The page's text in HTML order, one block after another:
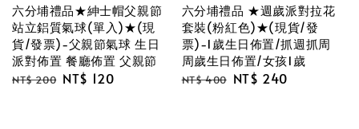
六分埔禮品★紳士帽父親節
站立鋁質氣球(單入)★(現
貨/發票)-父親節氣球 生日
派對佈置 餐廳佈置 父親節
Regular
NT$ 200 Sale
NT$ 120
六分埔禮品 ★週歲派對拉花
套裝(粉紅色)★(現貨/發
票)-1歲生日佈置/抓週抓周
周歲生日佈置/女孩1歲
Regular
NT$ 400 Sale
NT$ 240